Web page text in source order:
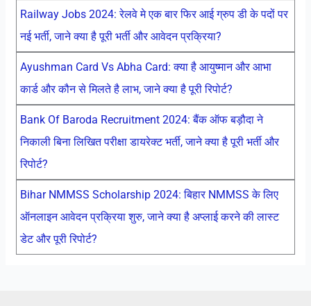
Railway Jobs 2024: रेलवे मे एक बार फिर आई ग्रुप डी के पदों पर
नई भर्ती, जाने क्या है पूरी भर्ती और आवेदन प्रक्रिया?
Ayushman Card Vs Abha Card: क्या है आयुष्मान और आभा
कार्ड और कौन से मिलते है लाभ, जाने क्या है पूरी रिपोर्ट?
Bank Of Baroda Recruitment 2024: बैंक ऑफ बड़ौदा ने
निकाली बिना लिखित परीक्षा डायरेक्ट भर्ती, जाने क्या है पूरी भर्ती और
रिपोर्ट?
Bihar NMMSS Scholarship 2024: बिहार NMMSS के लिए
ऑनलाइन आवेदन प्रक्रिया शुरु, जाने क्या है अप्लाई करने की लास्ट
डेट और पूरी रिपोर्ट?